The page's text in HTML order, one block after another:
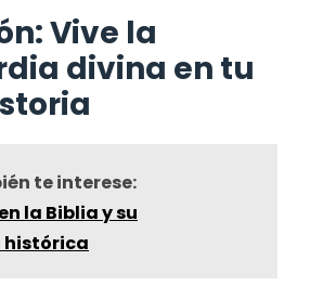
Vive la
divina en tu
te interese:
la Biblia y su